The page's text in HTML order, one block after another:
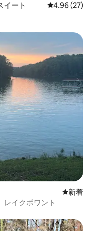
イート レビュー27
4.96 (27)
新しい宿
新着
レイクポワント